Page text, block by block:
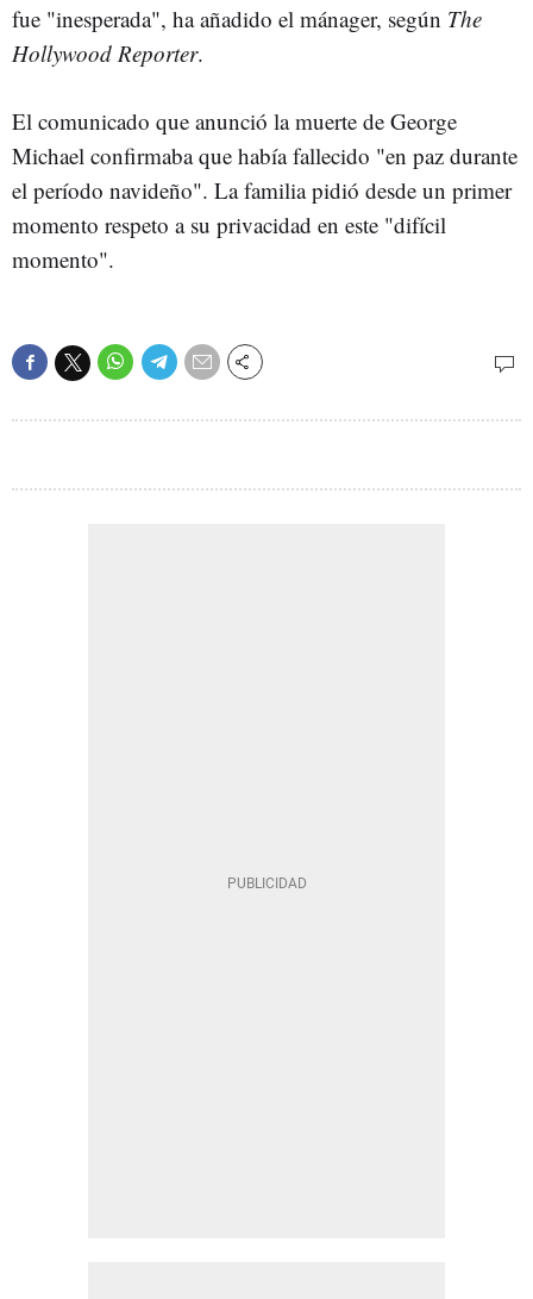
fue "inesperada", ha añadido el mánager, según The
Hollywood Reporter.
El comunicado que anunció la muerte de George
Michael confirmaba que había fallecido "en paz durante
el período navideño". La familia pidió desde un primer
momento respeto a su privacidad en este "difícil
momento".